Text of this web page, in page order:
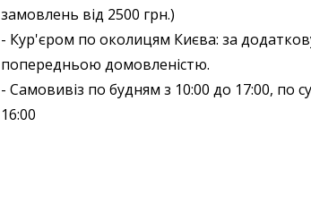
замовлень від 2500 грн.)
- Кур'єром по околицям Києва: за
попередньою домовленістю.
- Самовивіз по будням з 10:00 до 17:00, по
16:00